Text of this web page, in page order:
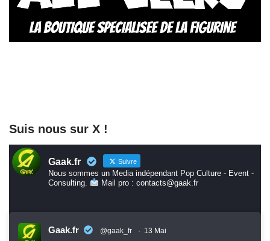
Suis nous sur X !
Gaak.fr Suivre
Nous sommes un Media indépendant Pop Culture - Event -
Consulting.
Mail pro : contacts@gaak.fr
Gaak.fr @gaak_fr · 13 Mai